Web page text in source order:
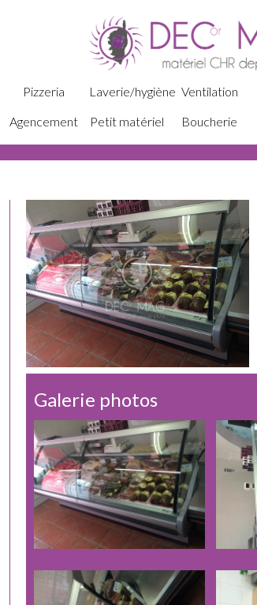
Pizzeria Laverie/hygiène Ventilation
Agencement Petit matériel Boucherie
Galerie photos